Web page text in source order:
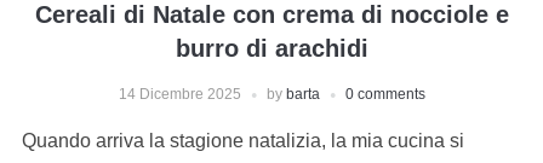
Cereali di Natale con crema di nocciole e
burro di arachidi
14 Dicembre 2025 by barta 0 comments
Quando arriva la stagione natalizia, la mia cucina si